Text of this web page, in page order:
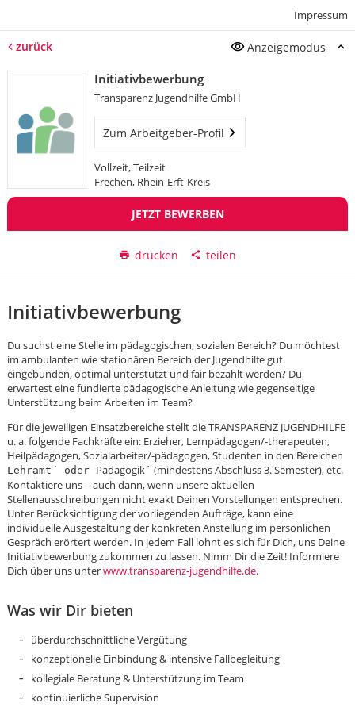
Impressum
zurück Anzeigemodus
Initiativbewerbung
Transparenz Jugendhilfe GmbH
Zum Arbeitgeber-Profil
Vollzeit, Teilzeit
Frechen, Rhein-Erft-Kreis
JETZT BEWERBEN
drucken teilen
Initiativbewerbung
Du suchst eine Stelle im pädagogischen, sozialen Bereich? Du möchtest
im ambulanten wie stationären Bereich der Jugendhilfe gut
eingebunden, optimal unterstützt und fair bezahlt werden? Du
erwartest eine fundierte pädagogische Anleitung wie gegenseitige
Unterstützung beim Arbeiten im Team?
Für die jeweiligen Einsatzbereiche stellt die TRANSPARENZ JUGENDHILFE
u. a. folgende Fachkräfte ein: Erzieher, Lernpädagogen/-therapeuten,
Heilpädagogen, Sozialarbeiter/-pädagogen, Studenten in den Bereichen
Lehramt´ oder Pädagogik´ (mindestens Abschluss 3. Semester), etc.
Kontaktiere uns – auch dann, wenn unsere aktuellen
Stellenausschreibungen nicht exakt Deinen Vorstellungen entsprechen.
Unter Berücksichtigung der vorliegenden Aufträge, kann eine
individuelle Ausgestaltung der konkreten Anstellung im persönlichen
Gespräch erörtert werden. In jedem Fall lohnt es sich für Dich, uns Deine
Initiativbewerbung zukommen zu lassen. Nimm Dir die Zeit! Informiere
Dich über uns unterwww.transparenz-jugendhilfe.de.
Was wir Dir bieten
überdurchschnittliche Vergütung
konzeptionelle Einbindung & intensive Fallbegleitung
kollegiale Beratung & Unterstützung im Team
kontinuierliche Supervision
Karte anzeigen